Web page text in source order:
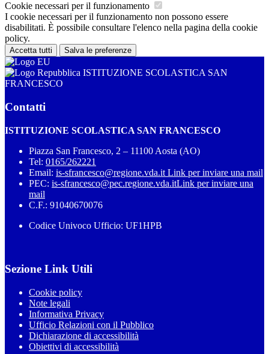
Cookie necessari per il funzionamento
I cookie necessari per il funzionamento non possono essere
disabilitati. È possibile consultare l'elenco nella pagina della cookie
policy.
Accetta tutti Salva le preferenze
ISTITUZIONE SCOLASTICA SAN
FRANCESCO
Contatti
ISTITUZIONE SCOLASTICA SAN FRANCESCO
Piazza San Francesco, 2 – 11100 Aosta (AO)
Tel: 0165/262221
Email: is-sfrancesco@regione.vda.it Link per inviare una mail
PEC: is-sfrancesco@pec.regione.vda.itLink per inviare una
mail
C.F.: 91040670076
Codice Univoco Ufficio: UF1HPB
Sezione Link Utili
Cookie policy
Note legali
Informativa Privacy
Ufficio Relazioni con il Pubblico
Dichiarazione di accessibilità
Obiettivi di accessibilità